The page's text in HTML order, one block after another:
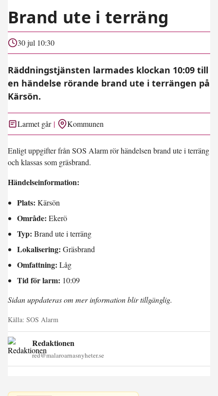
Brand ute i terräng
30 jul 10:30
Räddningstjänsten larmades klockan 10:09 till
en händelse rörande brand ute i terrängen på
Kärsön.
Larmet går Kommunen
Enligt uppgifter från SOS Alarm rör händelsen brand ute i terräng
och klassas som gräsbrand.
Händelseinformation:
Plats: Kärsön
Område: Ekerö
Typ: Brand ute i terräng
Lokalisering: Gräsbrand
Omfattning: Låg
Tid för larm: 10:09
Sidan uppdateras om mer information blir tillgänglig.
Källa: SOS Alarm
Redaktionen
red@malaroarnasnyheter.se